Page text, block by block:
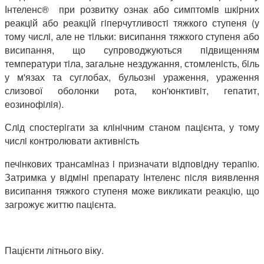
Інтеленс® при розвитку ознак або симптомiв шкiрних
реакцiй або реакцiй гiперчутливостi тяжкого ступеня (у
тому числi, але не тiльки: висипання тяжкого ступеня або
висипання, що супроводжуються пiдвищенням
температури тiла, загальне нездужання, стомленiсть, бiль
у м'язах та суглобах, бульознi ураження, ураження
слизової оболонки рота, кон'юнктивiт, гепатит,
еозинофiлiя).
Слiд спостерiгати за клiнiчним станом пацiєнта, у тому
числi контролювати активнiсть
печiнкових трансамiназ i призначати вiдповiдну терапiю.
Затримка у вiдмiнi препарату Iнтеленс пiсля виявлення
висипання тяжкого ступеня може викликати реакцiю, що
загрожує життю пацiєнта.
Пацієнти літнього віку.